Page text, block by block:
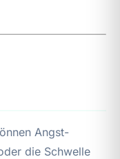
Angst-
die Schwelle